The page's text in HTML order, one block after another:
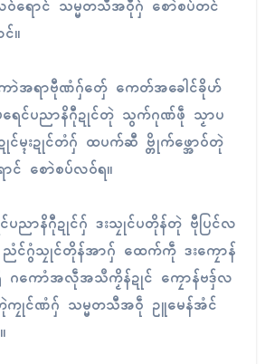
ောၚ် သမ္မတသီအဝဵုဂှ် စောဲစပ်တင်
။
ာဲအရာဗီုဏံဂှ်တှ်ေ ကေတ်အခေါၚ်ခိုဟ်
ရေၚ်ပညာနိဂီုဍုၚ်တုဲ သွက်ဂုဏ်ဖဵု သၟာပ
ၚ်မ္ၚးဍုၚ်တံဂှ် ထပက်ဆီ ဗ္တိုက်ဖ္အောဝ်တုဲ
ၚ် စောဲစပ်လဝ်ရ။
ပညာနိဂီုဍုၚ်ဂှ် ဒးသၠုၚ်ပတိုန်တုဲ ဗီုပြၚ်လ
ၚ်ဂွံသၠုၚ်တိုန်အာဂှ် ထေက်ကဵု ဒးကၠောန်
ရီု ဂကောံအလဵုအသဳကၟိန်ဍုၚ် ကၠောန်ဗဒှ်လ
တုဲကၠုၚ်ဏံဂှ် သမ္မတသီအဝဵု ဥူမေန်အံၚ်